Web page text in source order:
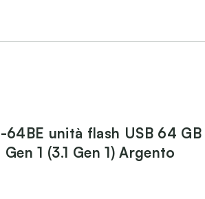
64BE unità flash USB 64 GB
1 (3.1 Gen 1) Argento